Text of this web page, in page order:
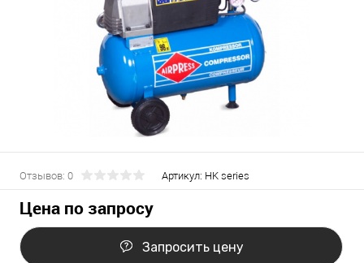
Отзывов: 0 Артикул: HK series
Цена по запросу
Запросить цену